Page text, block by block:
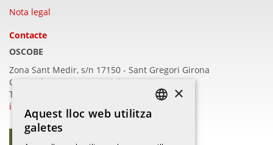
Nota legal
Contacte
OSCOBE
Zona Sant Medir, s/n 17150 - Sant Gregori Girona
C/Barcelona, 409 - 17003 Girona
T.972 22 16 57
info@oscobe.com
×
Aquest lloc web utilitza
galetes